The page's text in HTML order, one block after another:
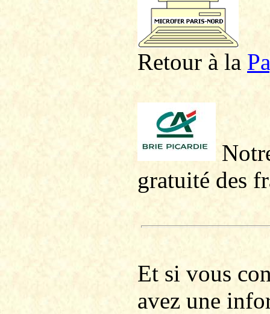
Retour à la P
gratuité des
Et si vous
avez une